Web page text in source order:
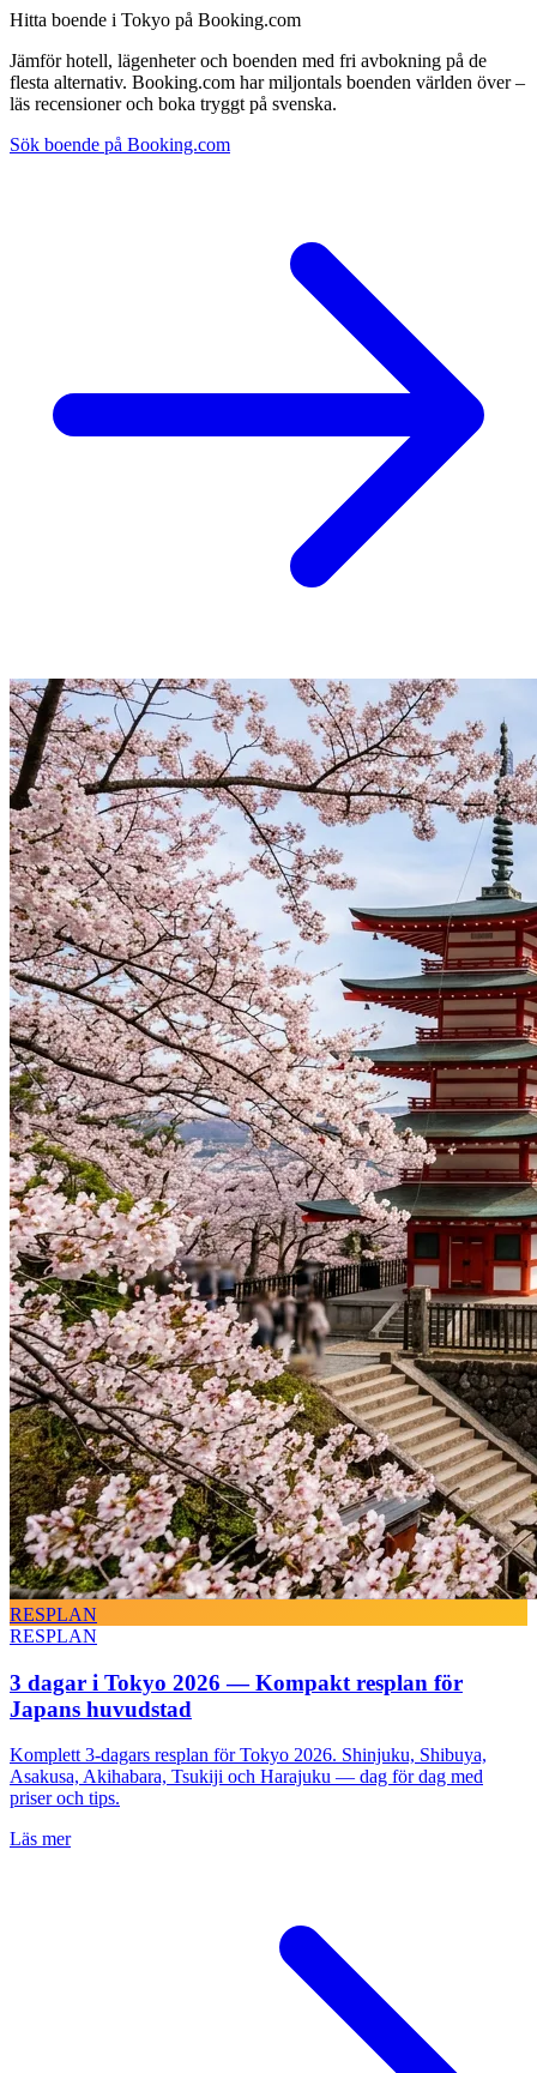
Hitta boende i Tokyo på Booking.com
Jämför hotell, lägenheter och boenden med fri avbokning på de
flesta alternativ. Booking.com har miljontals boenden världen över –
läs recensioner och boka tryggt på svenska.
Sök boende på Booking.com
RESPLAN
RESPLAN
3 dagar i Tokyo 2026 — Kompakt resplan för
Japans huvudstad
Komplett 3-dagars resplan för Tokyo 2026. Shinjuku, Shibuya,
Asakusa, Akihabara, Tsukiji och Harajuku — dag för dag med
priser och tips.
Läs mer